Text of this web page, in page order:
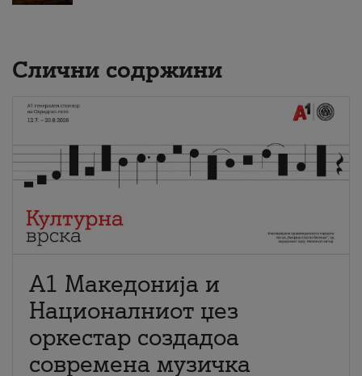
Слични содржини
А1 Македонија и
Националниот џез
оркестар создадоа
современа музичка